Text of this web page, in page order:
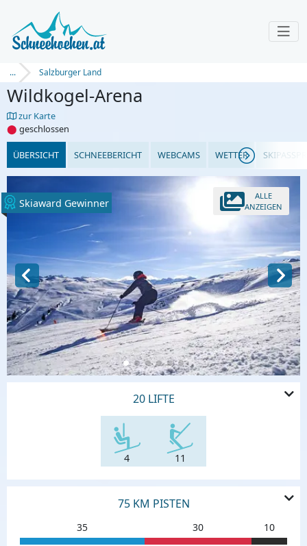
... Salzburger Land
Skiaward Gewinner
Wildkogel-Arena
zur Karte
⬤ geschlossen
ÜBERSICHT SCHNEEBERICHT WEBCAMS WETTER
ALLE
ANZEIGEN
20 LIFTE
4 11
75 KM PISTEN
35 30 10